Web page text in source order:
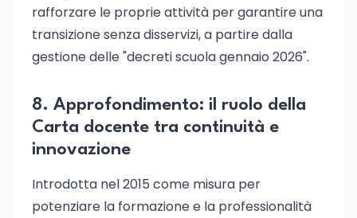
rafforzare le proprie attività per garantire una
transizione senza disservizi, a partire dalla
gestione delle "decreti scuola gennaio 2026".
8. Approfondimento: il ruolo della
Carta docente tra continuità e
innovazione
Introdotta nel 2015 come misura per
potenziare la formazione e la professionalità